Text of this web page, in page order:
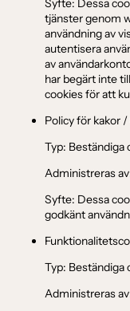
tjänster genom
användning av
autentisera
av
har begärt inte
cookies för att
Policy för kakor
Typ: Beständiga
Administreras
Syfte: Dessa
godkänt
Typ: Beständiga
Administreras